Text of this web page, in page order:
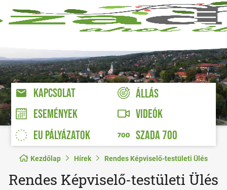
KAPCSOLAT
ÁLLÁS
ESEMÉNYEK
VIDEÓK
EU PÁLYÁZATOK
SZADA 700
Kezdőlap Hírek Rendes Képviselő-testületi Ülés
Rendes Képviselő-testületi Ülés